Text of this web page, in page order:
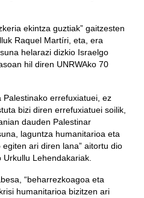
ekintza guztiak” gaitzesten
Raquel Martíri, eta, era
helarazi dizkio Israelgo
hil diren UNRWAko 70
Palestinako errefuxiatuei, ez
bizi diren errefuxiatuei soilik,
dauden Palestinar
laguntza humanitarioa eta
ari diren lana” aitortu dio
Lehendakariak.
“beharrezkoagoa eta
humanitarioa bizitzen ari